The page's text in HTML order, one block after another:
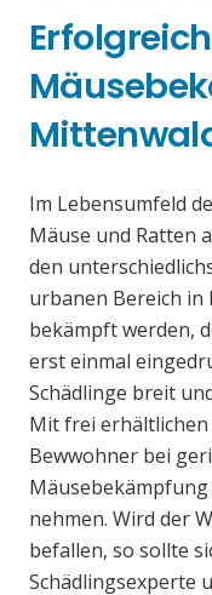
Im Lebensumfeld
Mäuse und Ratten
den
urbanen Bereich in
bekämpft werden,
erst einmal
Schädlinge breit
Mit frei
Bewwohner bei
nehmen. Wird der
befallen, so sollte
Schädlingsexperte